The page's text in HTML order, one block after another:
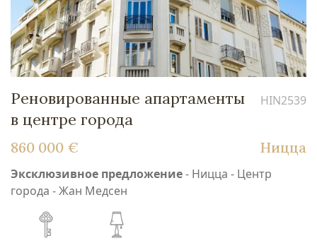
Реновированные апартаменты
в центре города
HIN2539
860 000 € Ницца
Эксклюзивное предложение- Ницца - Центр
города - Жан Медсен